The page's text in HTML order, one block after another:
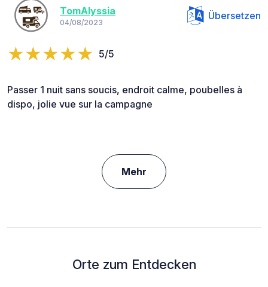
TomAlyssia
04/08/2023
Übersetzen
5/5
Passer 1 nuit sans soucis, endroit calme, poubelles à
dispo, jolie vue sur la campagne
Mehr
Orte zum Entdecken